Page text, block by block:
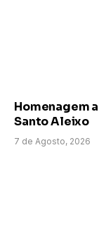
Homenagem
Santo Aleixo
7 de Agosto, 2026